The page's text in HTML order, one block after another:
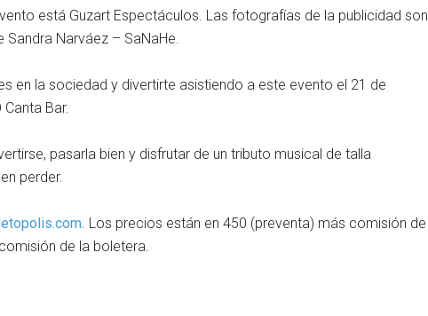
está Guzart Espectáculos. Las fotografías de la publicidad son
Sandra Narváez – SaNaHe.
en la sociedad y divertirte asistiendo a este evento el 21 de
Bar.
pasarla bien y disfrutar de un tributo musical de talla
perder.
. Los precios están en 450 (preventa) más comisión de
de la boletera.